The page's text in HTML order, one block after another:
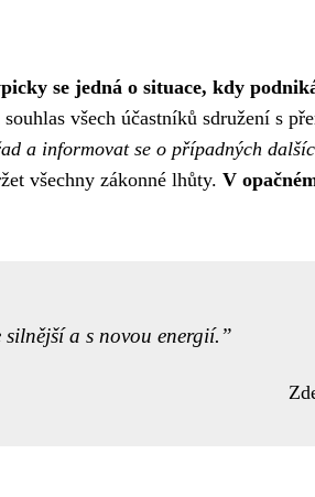
se jedná o situace, kdy
všech účastníků sdružení s
a informovat se o případných
všechny zákonné lhůty. V
a s novou energií.